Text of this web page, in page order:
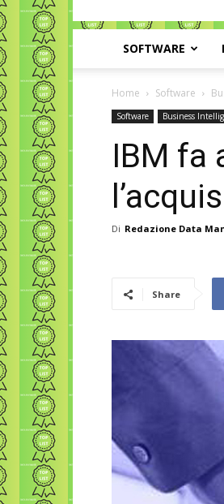
SOFTWARE
Home Software
Software Business
IBM fa
Di Redazione Data
Share